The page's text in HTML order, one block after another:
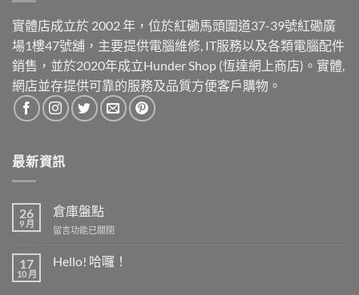
實體店成立於 2002 年，位於紅磡馬頭圍道37-39號紅磡廣
場1樓47號舖，主要提供電腦維修, IT服務以及各類電腦配件
銷售，並於2020年成立Hunder Shop (恆達網上商店)。實體,
網店並存提供可靠的服務及品質方便客戶購物。
最新資訊
26
9 月
倉庫盤點
在
庫
盤
留言功能已關閉
17
10 月
Hello! 哈囉！